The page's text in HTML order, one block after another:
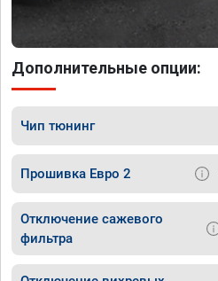
Дополнительные опции:
Чип тюнинг
Прошивка Евро 2
Отключение сажевого
фильтра